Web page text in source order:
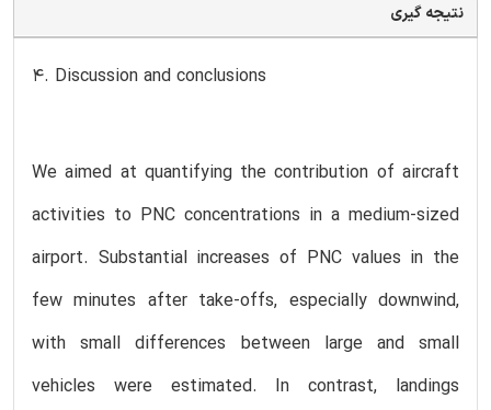
نتیجه گیری
4. Discussion and conclusions
We aimed at quantifying the contribution of aircraft
activities to PNC concentrations in a medium-sized
airport. Substantial increases of PNC values in the
few minutes after take-offs, especially downwind,
with small differences between large and small
vehicles were estimated. In contrast, landings